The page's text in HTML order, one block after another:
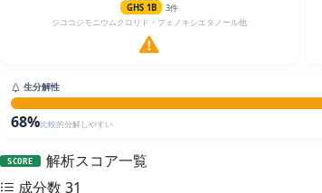
GHS 1B
3件
ジココジモニウムクロリド・フェノキシエタノール他
生分解性
68%比較的分解しやすい
SCORE
解析スコア一覧
成分数 31